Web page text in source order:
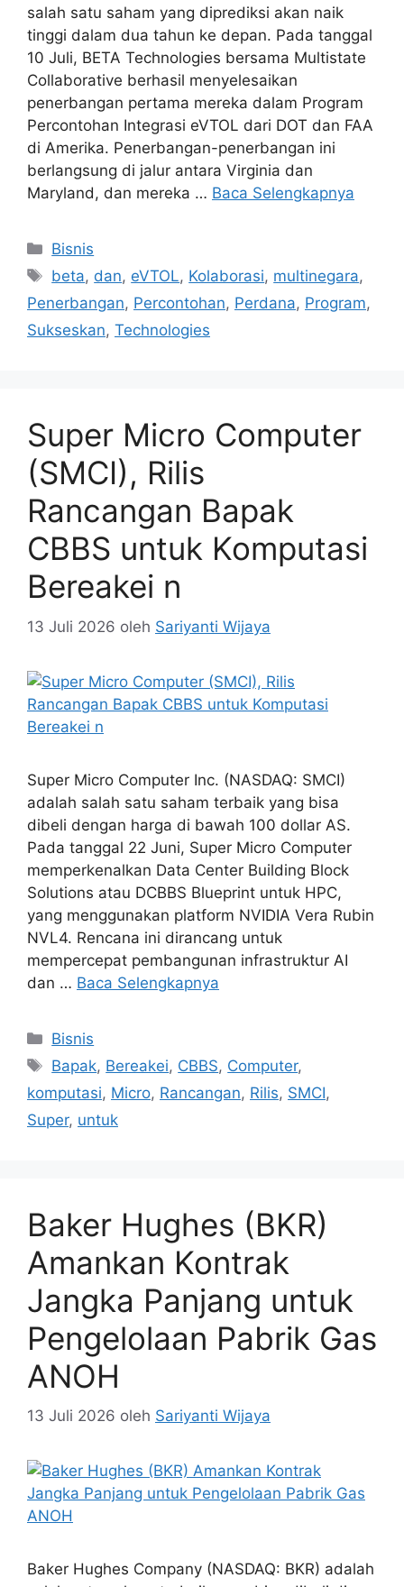
salah satu saham yang diprediksi akan naik
tinggi dalam dua tahun ke depan. Pada tanggal
10 Juli, BETA Technologies bersama Multistate
Collaborative berhasil menyelesaikan
penerbangan pertama mereka dalam Program
Percontohan Integrasi eVTOL dari DOT dan FAA
di Amerika. Penerbangan-penerbangan ini
berlangsung di jalur antara Virginia dan
Maryland, dan mereka … Baca Selengkapnya
Kategori
Bisnis
Tag
beta, dan, eVTOL, Kolaborasi, multinegara,
Penerbangan, Percontohan, Perdana, Program,
Sukseskan, Technologies
Super Micro Computer
(SMCI), Rilis
Rancangan Bapak
CBBS untuk Komputasi
Bereakei n
13 Juli 2026 oleh Sariyanti Wijaya
Super Micro Computer Inc. (NASDAQ: SMCI)
adalah salah satu saham terbaik yang bisa
dibeli dengan harga di bawah 100 dollar AS.
Pada tanggal 22 Juni, Super Micro Computer
memperkenalkan Data Center Building Block
Solutions atau DCBBS Blueprint untuk HPC,
yang menggunakan platform NVIDIA Vera Rubin
NVL4. Rencana ini dirancang untuk
mempercepat pembangunan infrastruktur AI
dan … Baca Selengkapnya
Kategori
Bisnis
Tag
Bapak, Bereakei, CBBS, Computer,
komputasi, Micro, Rancangan, Rilis, SMCI,
Super, untuk
Baker Hughes (BKR)
Amankan Kontrak
Jangka Panjang untuk
Pengelolaan Pabrik Gas
ANOH
13 Juli 2026 oleh Sariyanti Wijaya
Baker Hughes Company (NASDAQ: BKR) adalah